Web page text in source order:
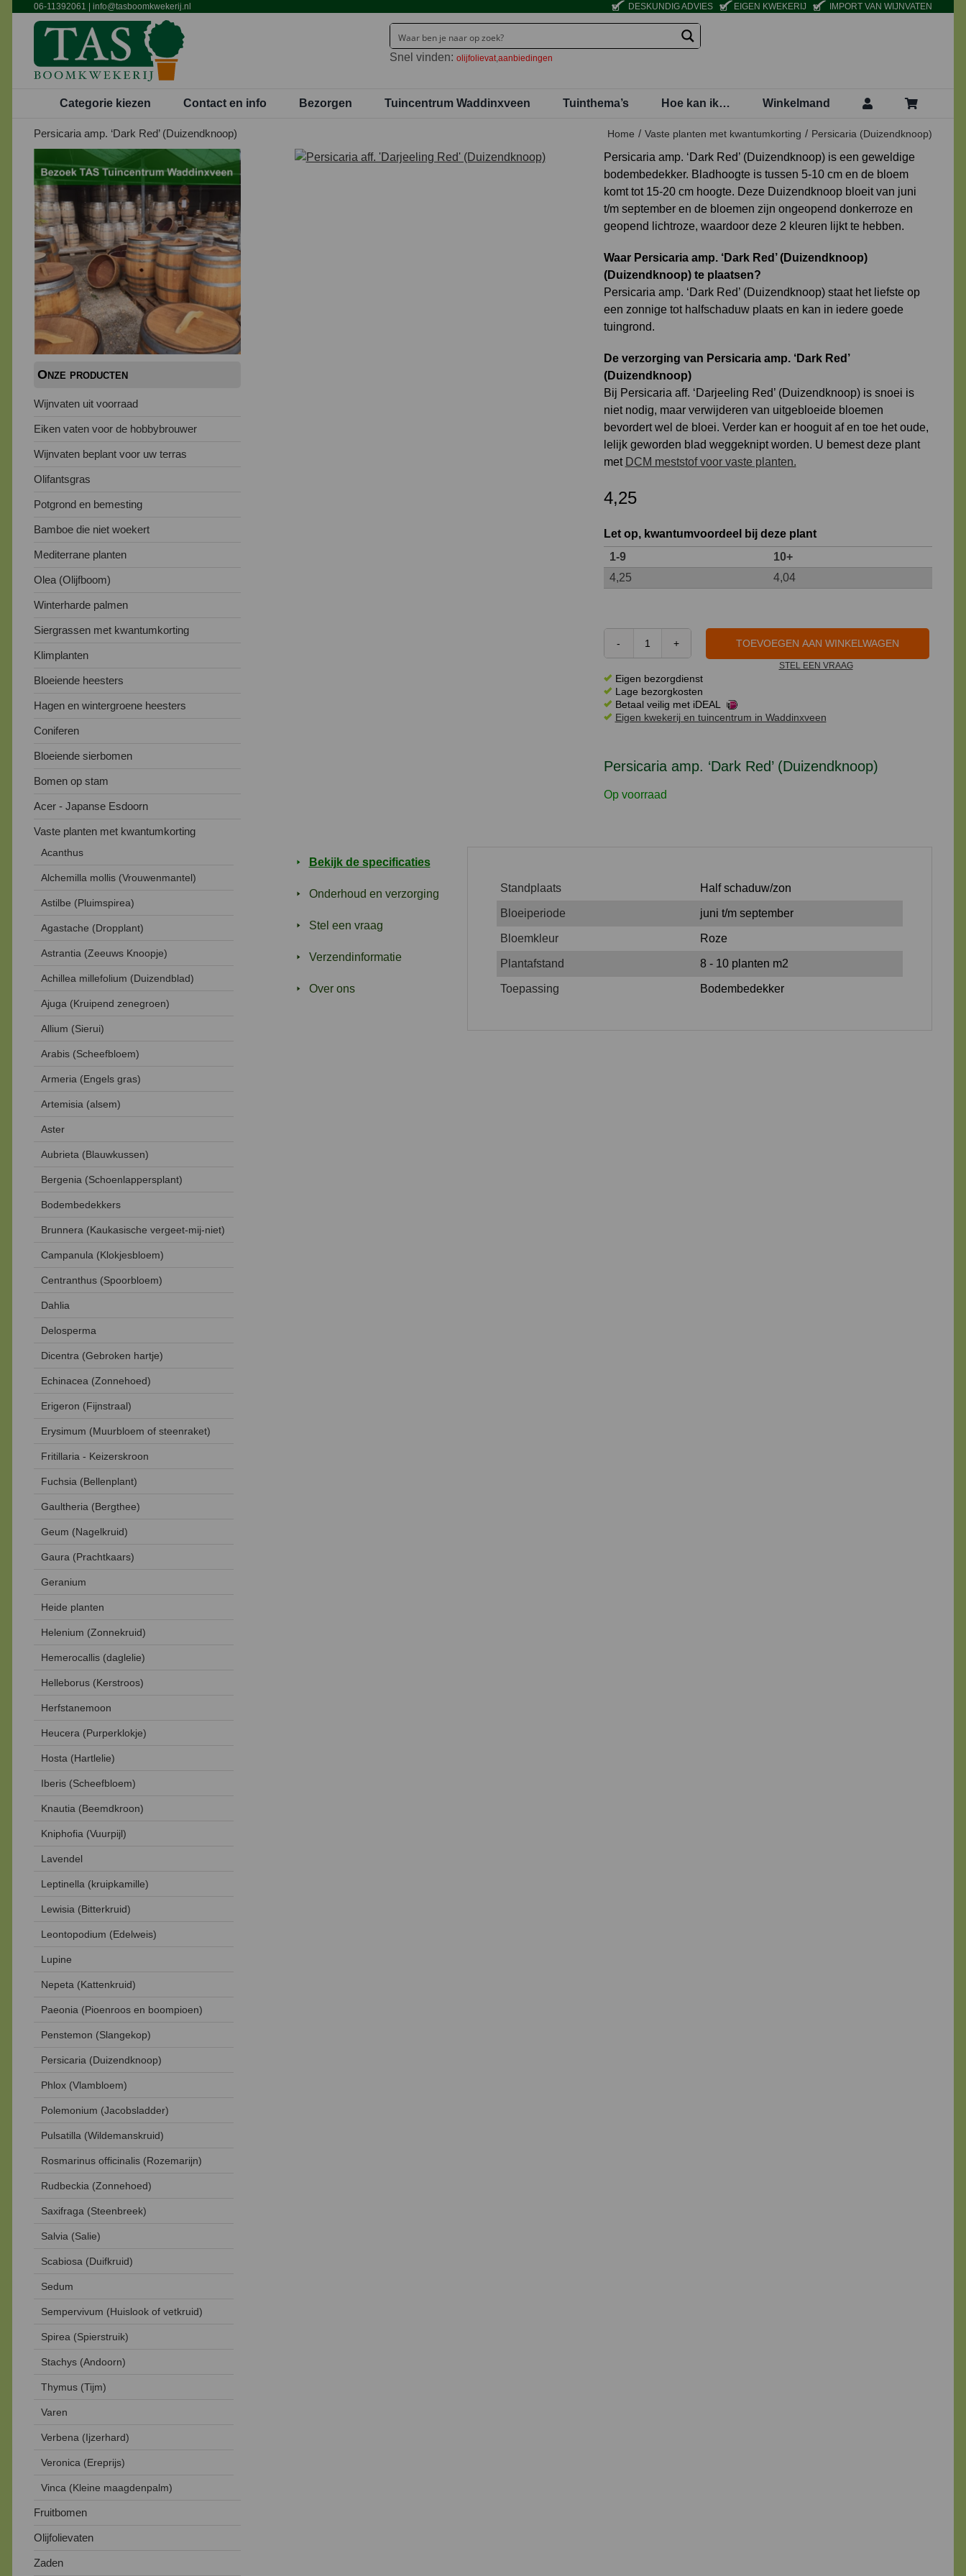
06-11392061 info@tasboomkwekerij.nl DESKUNDIG ADVIES EIGEN KWEKERIJ IMPORT VAN WIJNVATEN
Snel vinden: olijfolievat aanbiedingen
Categorie kiezen Contact en info Bezorgen Tuincentrum Waddinxveen Tuinthema’s Hoe kan ik… Winkelmand
Persicaria amp. ‘Dark Red’ (Duizendknoop) Home Vaste planten met kwantumkorting Persicaria (Duizendknoop)
Persicaria amp. ‘Dark Red’ (Duizendknoop)
Persicaria amp. ‘Dark Red’ (Duizendknoop) is een geweldige
bodembedekker. Bladhoogte is tussen 5-10 cm en de bloem
komt tot 15-20 cm hoogte. Deze Duizendknoop bloeit van juni
t/m september en de bloemen zijn ongeopend donkerroze en
geopend lichtroze, waardoor deze 2 kleuren lijkt te hebben.
Waar Persicaria amp. ‘Dark Red’ (Duizendknoop)
(Duizendknoop) te plaatsen?
Persicaria amp. ‘Dark Red’ (Duizendknoop) staat het liefste op
een zonnige tot halfschaduw plaats en kan in iedere goede
tuingrond.
De verzorging van Persicaria amp. ‘Dark Red’
(Duizendknoop)
Bij Persicaria aff. ‘Darjeeling Red’ (Duizendknoop) is snoei is
niet nodig, maar verwijderen van uitgebloeide bloemen
bevordert wel de bloei. Verder kan er hooguit af en toe het oude,
lelijk geworden blad weggeknipt worden. U bemest deze plant
met DCM meststof voor vaste planten.
4,25
Op voorraad
Let op, kwantumvoordeel bij deze plant
1-9
10+
4,25
4,04
Persicaria
'Dark
Red'
(Duizendknoop)
TOEVOEGEN AAN WINKELWAGEN
STEL EEN VRAAG
Eigen bezorgdienst
Lage bezorgkosten
Betaal veilig met iDEAL
Eigen kwekerij en tuincentrum in Waddinxveen
Bekijk de specificaties
Onderhoud en verzorging
Stel een vraag
Verzendinformatie
Over ons
Standplaats Half schaduw/zon
Bloeiperiode juni t/m september
Bloemkleur Roze
Plantafstand 8 - 10 planten m2
Toepassing Bodembedekker
Onze producten
Wijnvaten uit voorraad
Eiken vaten voor de hobbybrouwer
Wijnvaten beplant voor uw terras
Olifantsgras
Potgrond en bemesting
Bamboe die niet woekert
Mediterrane planten
Olea (Olijfboom)
Winterharde palmen
Siergrassen met kwantumkorting
Klimplanten
Bloeiende heesters
Hagen en wintergroene heesters
Coniferen
Bloeiende sierbomen
Bomen op stam
Acer - Japanse Esdoorn
Vaste planten met kwantumkorting
Acanthus
Alchemilla mollis (Vrouwenmantel)
Astilbe (Pluimspirea)
Agastache (Dropplant)
Astrantia (Zeeuws Knoopje)
Achillea millefolium (Duizendblad)
Ajuga (Kruipend zenegroen)
Allium (Sierui)
Arabis (Scheefbloem)
Armeria (Engels gras)
Artemisia (alsem)
Aster
Aubrieta (Blauwkussen)
Bergenia (Schoenlappersplant)
Bodembedekkers
Brunnera (Kaukasische vergeet-mij-niet)
Campanula (Klokjesbloem)
Centranthus (Spoorbloem)
Dahlia
Delosperma
Dicentra (Gebroken hartje)
Echinacea (Zonnehoed)
Erigeron (Fijnstraal)
Erysimum (Muurbloem of steenraket)
Fritillaria - Keizerskroon
Fuchsia (Bellenplant)
Gaultheria (Bergthee)
Geum (Nagelkruid)
Gaura (Prachtkaars)
Geranium
Heide planten
Helenium (Zonnekruid)
Hemerocallis (daglelie)
Helleborus (Kerstroos)
Herfstanemoon
Heucera (Purperklokje)
Hosta (Hartlelie)
Iberis (Scheefbloem)
Knautia (Beemdkroon)
Kniphofia (Vuurpijl)
Lavendel
Leptinella (kruipkamille)
Lewisia (Bitterkruid)
Leontopodium (Edelweis)
Lupine
Nepeta (Kattenkruid)
Paeonia (Pioenroos en boompioen)
Penstemon (Slangekop)
Persicaria (Duizendknoop)
Phlox (Vlambloem)
Polemonium (Jacobsladder)
Pulsatilla (Wildemanskruid)
Rosmarinus officinalis (Rozemarijn)
Rudbeckia (Zonnehoed)
Saxifraga (Steenbreek)
Salvia (Salie)
Scabiosa (Duifkruid)
Sedum
Sempervivum (Huislook of vetkruid)
Spirea (Spierstruik)
Stachys (Andoorn)
Thymus (Tijm)
Varen
Verbena (Ijzerhard)
Veronica (Ereprijs)
Vinca (Kleine maagdenpalm)
Fruitbomen
Olijfolievaten
Zaden